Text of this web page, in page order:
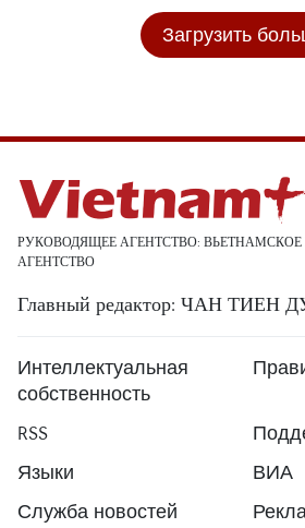
Загрузить
РУКОВОДЯЩЕЕ АГЕНТСТВО:
АГЕНТСТВО
Главный редактор: ЧАН ТИЕН
Интеллектуальная
собственность
RSS
Языки
ВИА
Служба новостей